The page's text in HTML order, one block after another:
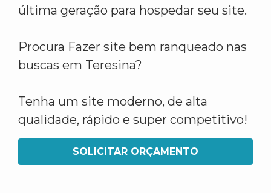
última geração para hospedar seu site.
Procura Fazer site bem ranqueado nas
buscas em Teresina?
Tenha um site moderno, de alta
qualidade, rápido e super competitivo!
SOLICITAR ORÇAMENTO